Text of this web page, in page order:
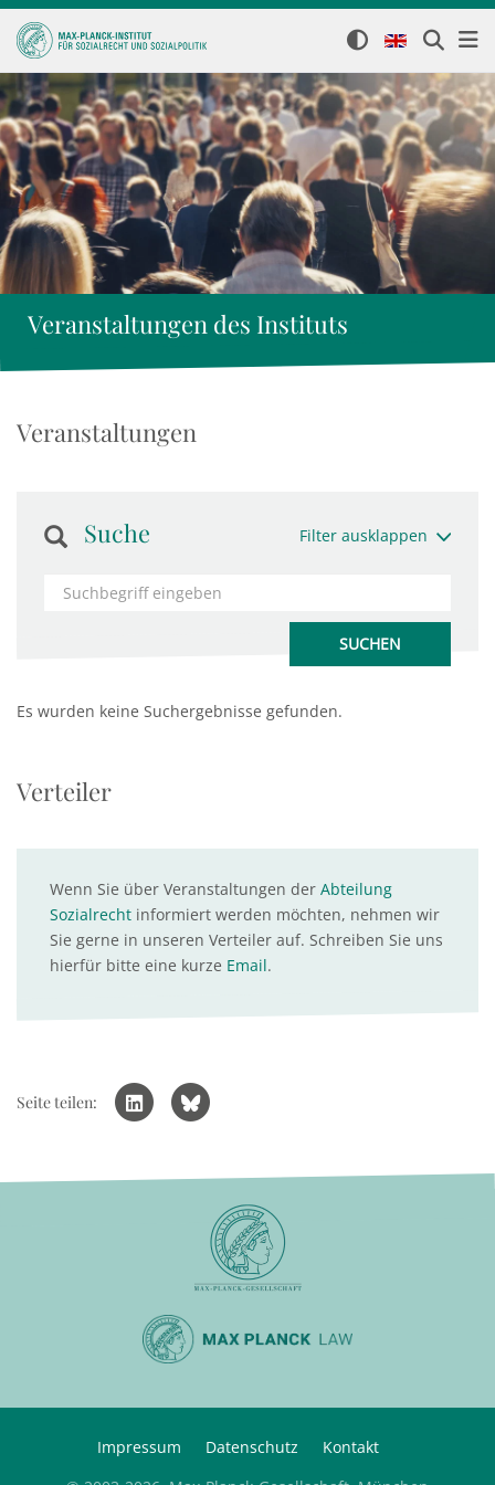
Veranstaltungen des Instituts
Veranstaltungen
Suche Filter ausklappen
Es wurden keine Suchergebnisse gefunden.
Verteiler
Wenn Sie über Veranstaltungen der Abteilung
Sozialrecht informiert werden möchten, nehmen wir
Sie gerne in unseren Verteiler auf. Schreiben Sie uns
hierfür bitte eine kurze Email.
Seite teilen:
Impressum Datenschutz
Kontakt